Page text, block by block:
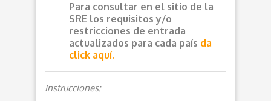
Para consultar en el sitio de la
SRE los requisitos y/o
restricciones de entrada
actualizados para cada país da
click aquí.
Instrucciones: